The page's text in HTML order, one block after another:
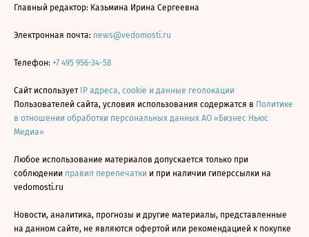
Главный редактор: Казьмина Ирина Сергеевна
Электронная почта: news@vedomosti.ru
Телефон: +7 495 956-34-58
Сайт использует IP адреса, cookie и данные геолокации
Пользователей сайта, условия использования содержатся в Политике
в отношении обработки персональных данных АО «Бизнес Ньюс
Медиа»
Любое использование материалов допускается только при
соблюдении правил перепечатки и при наличии гиперссылки на
vedomosti.ru
Новости, аналитика, прогнозы и другие материалы, представленные
на данном сайте, не являются офертой или рекомендацией к покупке